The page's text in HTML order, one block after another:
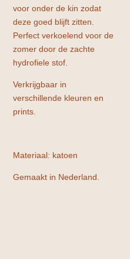
voor onder de kin zodat
deze goed blijft zitten.
Perfect verkoelend voor de
zomer door de zachte
hydrofiele stof.
Verkrijgbaar in
verschillende kleuren en
prints.
Materiaal: katoen
Gemaakt in Nederland.